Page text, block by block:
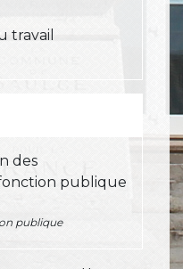
travail
des
publique
publique